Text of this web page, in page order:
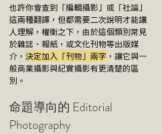
也許你會查到「編輯攝影」或「社論」
這兩種翻譯，但都需要二次說明才能讓
人理解，權衡之下，由於這個類別常見
於雜誌、報紙，或文化刊物等出版媒
介， 決定加入「刊物」兩字 ，讓它與一
般商業攝影與紀實攝影有更清楚的區
別。
命題導向的 Editorial
Photography